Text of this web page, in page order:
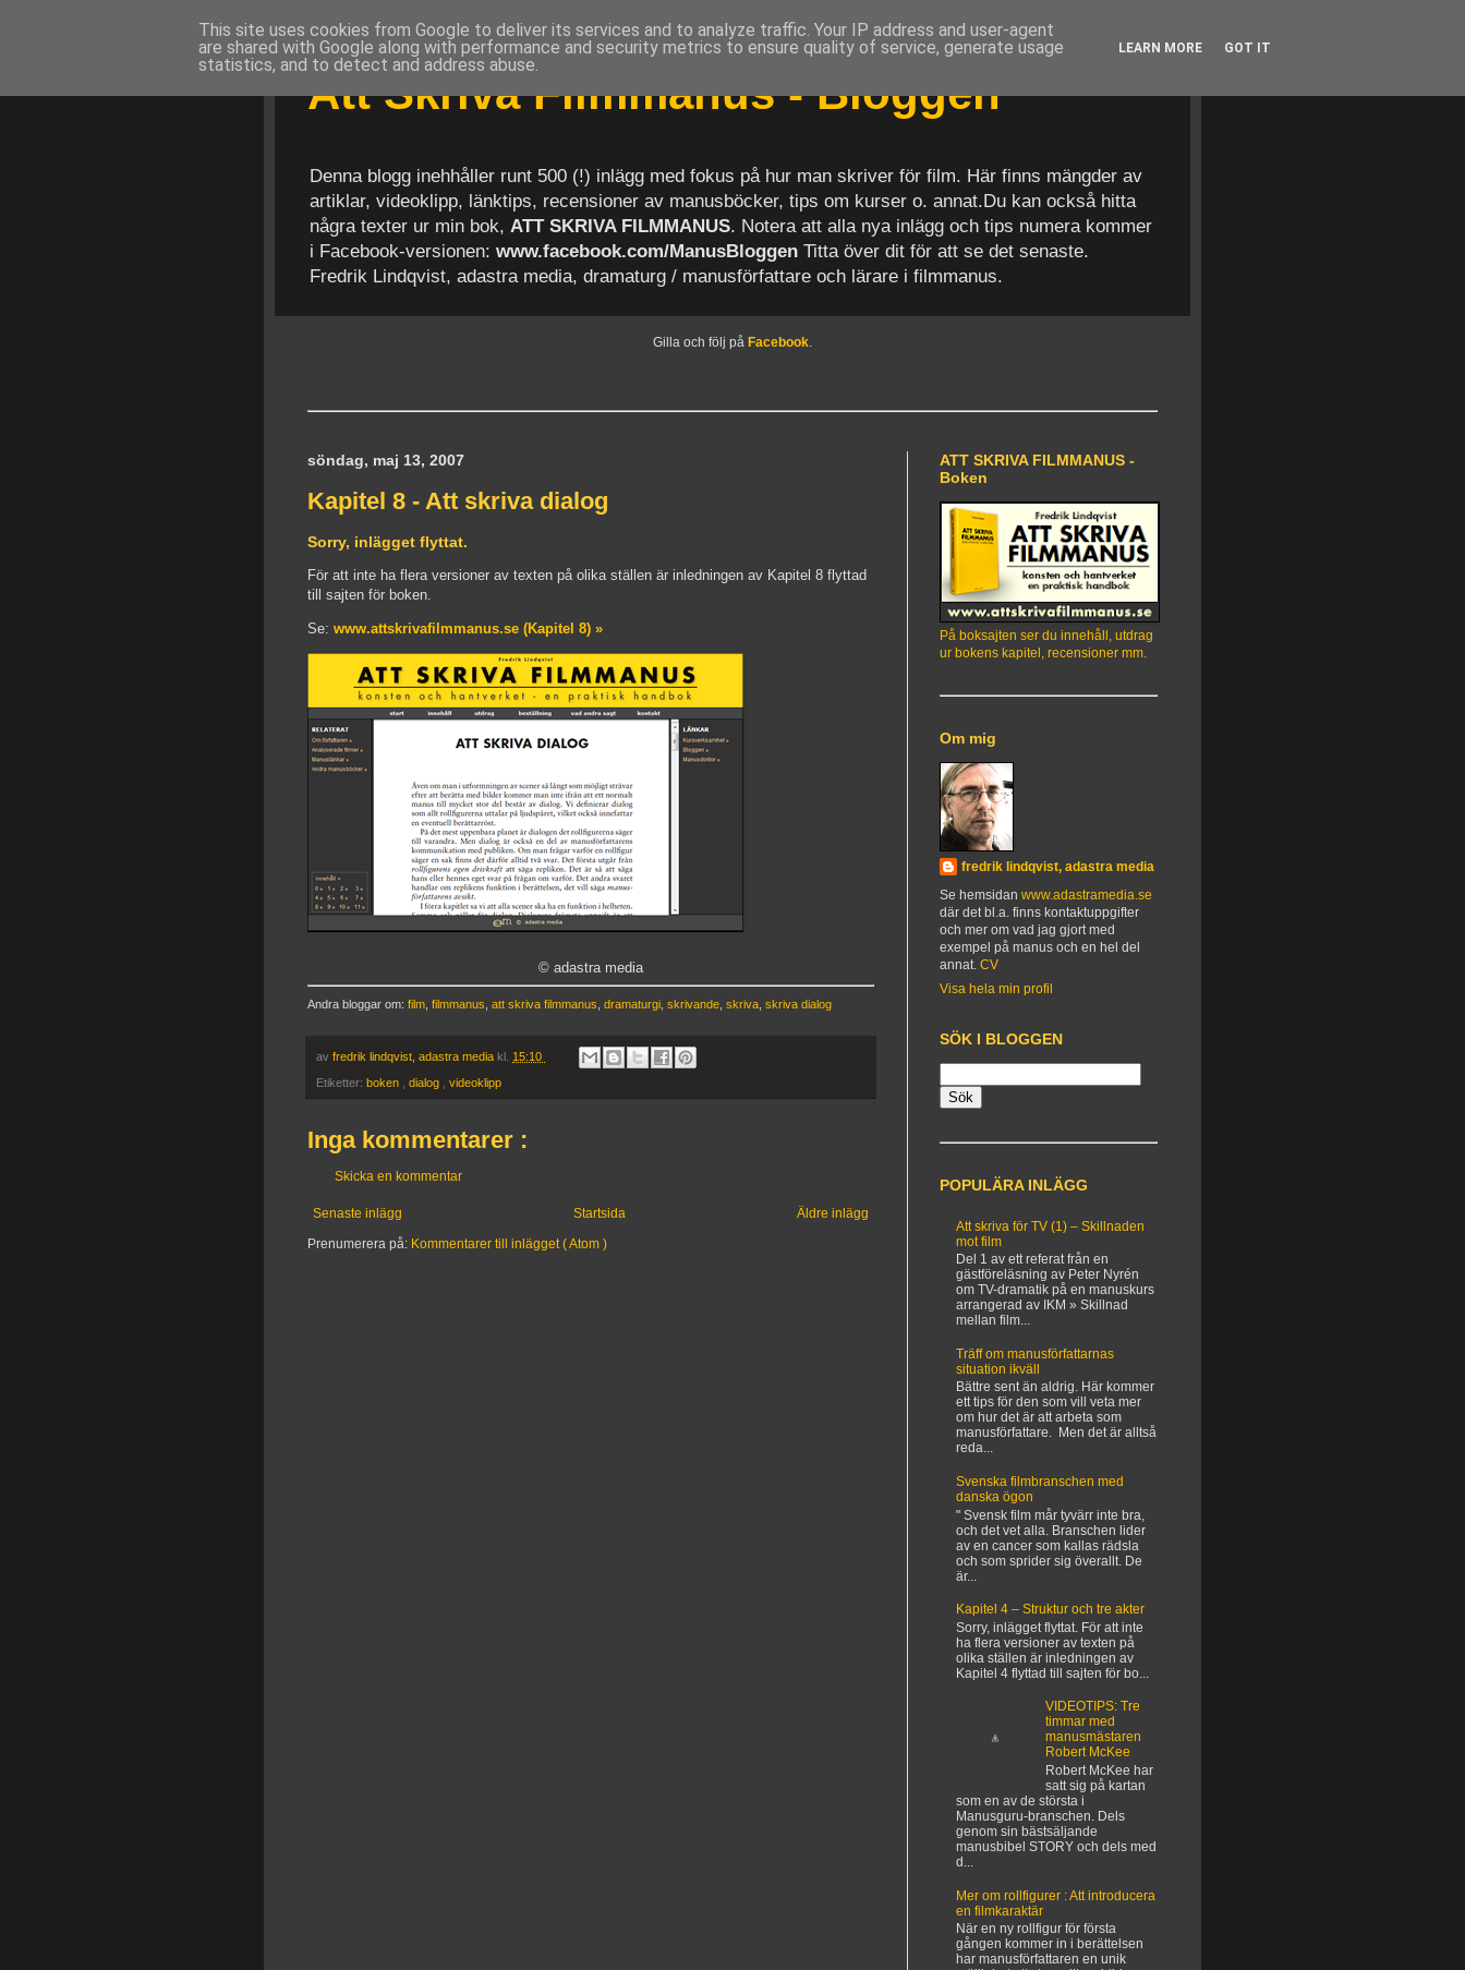
Att Skriva Filmmanus - Bloggen
Denna blogg inehhåller runt 500 (!) inlägg med fokus på hur man skriver för film. Här finns mängder av
artiklar, videoklipp, länktips, recensioner av manusböcker, tips om kurser o. annat.Du kan också hitta
några texter ur min bok, ATT SKRIVA FILMMANUS. Notera att alla nya inlägg och tips numera kommer
i Facebook-versionen: www.facebook.com/ManusBloggen Titta över dit för att se det senaste.
Fredrik Lindqvist, adastra media, dramaturg / manusförfattare och lärare i filmmanus.
Gilla och följ på Facebook.
söndag, maj 13, 2007
Kapitel 8 - Att skriva dialog
Sorry, inlägget flyttat.
För att inte ha flera versioner av texten på olika ställen är inledningen av Kapitel 8 flyttad
till sajten för boken.
Se: www.attskrivafilmmanus.se (Kapitel 8) »
© adastra media
Andra bloggar om: film filmmanus att skriva filmmanus dramaturgi skrivande skriva skriva dialog
av fredrik lindqvist, adastra media kl. 15:10
Etiketter: boken dialog videoklipp
Inga kommentarer :
Skicka en kommentar
Senaste inlägg Äldre inlägg
Startsida
Prenumerera på: Kommentarer till inlägget ( Atom )
ATT SKRIVA FILMMANUS -
Boken
På boksajten ser du innehåll, utdrag
ur bokens kapitel, recensioner mm.
Om mig
fredrik lindqvist, adastra media
Se hemsidan www.adastramedia.se
där det bl.a. finns kontaktuppgifter
och mer om vad jag gjort med
exempel på manus och en hel del
annat. CV
Visa hela min profil
SÖK I BLOGGEN
POPULÄRA INLÄGG
Att skriva för TV (1) – Skillnaden
mot film
Del 1 av ett referat från en
gästföreläsning av Peter Nyrén
om TV-dramatik på en manuskurs
arrangerad av IKM » Skillnad
mellan film...
Träff om manusförfattarnas
situation ikväll
Bättre sent än aldrig. Här kommer
ett tips för den som vill veta mer
om hur det är att arbeta som
manusförfattare. Men det är alltså
reda...
Svenska filmbranschen med
danska ögon
" Svensk film mår tyvärr inte bra,
och det vet alla. Branschen lider
av en cancer som kallas rädsla
och som sprider sig överallt. De
är...
Kapitel 4 – Struktur och tre akter
Sorry, inlägget flyttat. För att inte
ha flera versioner av texten på
olika ställen är inledningen av
Kapitel 4 flyttad till sajten för bo...
VIDEOTIPS: Tre
timmar med
manusmästaren
Robert McKee
Robert McKee har
satt sig på kartan
som en av de största i
Manusguru-branschen. Dels
genom sin bästsäljande
manusbibel STORY och dels med
d...
Mer om rollfigurer : Att introducera
en filmkaraktär
När en ny rollfigur för första
gången kommer in i berättelsen
har manusförfattaren en unik
This site uses cookies from Google to deliver its services and to analyze traffic. Your IP address and user-agent
are shared with Google along with performance and security metrics to ensure quality of service, generate usage
statistics, and to detect and address abuse.
LEARN MORE GOT IT